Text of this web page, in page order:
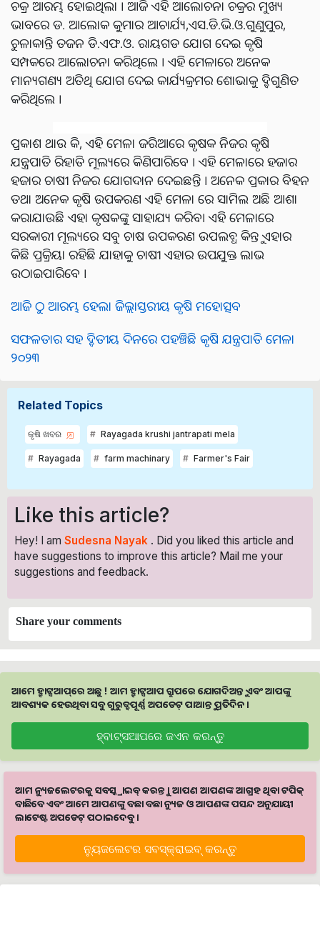
ଚକ୍ର ଆରମ୍ଭ ହୋଇଥିଲା । ଆଜି ଏହି ଆଲୋଚନା ଚକ୍ରର ମୁଖ୍ୟ
ଭାବରେ ଡ. ଆଲୋକ କୁମାର ଆଚାର୍ଯ୍ୟ,ଏସ.ଡି.ଭି.ଓ.ଗୁଣୁପୁର,
ଚୁଳାକାନ୍ତି ତଜନ ଡି.ଏଫ.ଓ. ରାୟଗଡ ଯୋଗ ଦେଇ କୃଷି
ସମ୍ପକରେ ଆଲୋଚନା କରିଥିଲେ । ଏହି ମେଳାରେ ଅନେକ
ମାନ୍ୟଗଣ୍ୟ ଅତିଥି ଯୋଗ ଦେଇ କାର୍ଯ୍ୟକ୍ରମର ଶୋଭାକୁ ଦ୍ବିଗୁଣିତ
କରିଥିଲେ ।
ପ୍ରକାଶ ଥାଉ କି, ଏହି ମେଳା ଜରିଆରେ କୃଷକ ନିଜର କୃଷି
ଯନ୍ତ୍ରପାତି ରିହାତି ମୂଲ୍ୟରେ କିଣିପାରିବେ । ଏହି ମେଳାରେ ହଜାର
ହଜାର ଚାଷୀ ନିଜର ଯୋଗଦାନ ଦେଇଛନ୍ତି । ଅନେକ ପ୍ରକାର ବିହନ
ତଥା ଅନେକ କୃଷି ଉପକରଣ ଏହି ମେଳା ରେ ସାମିଲ ଅଛି ଆଶା
କରାଯାଉଛି ଏହା କୃଷକଙ୍କୁ ସାହାଯ୍ୟ କରିବ। ଏହି ମେଳାରେ
ସରକାରୀ ମୂଲ୍ୟରେ ସବୁ ଚାଷ ଉପକରଣ ଉପଲବ୍ଧ କିନ୍ତୁ ଏହାର
କିଛି ପ୍ରକ୍ରିୟା ରହିଛି ଯାହାକୁ ଚାଷୀ ଏହାର ଉପଯୁକ୍ତ ଲାଭ
ଉଠାଇପାରିବେ ।
ଆଜି ଠୁ ଆରମ୍ଭ ହେଲା ଜିଲ୍ଲାସ୍ତରୀୟ କୃଷି ମହୋତ୍ସବ
ସଫଳତାର ସହ ଦ୍ବିତୀୟ ଦିନରେ ପହଞ୍ଚିଛି କୃଷି ଯନ୍ତ୍ରପାତି ମେଳା
୨୦୨୩
Related Topics
କୃଷି ଖବର Rayagada krushi jantrapati mela
Rayagada farm machinary Farmer's Fair
Like this article?
Hey! I am Sudesna Nayak . Did you liked this article and
have suggestions to improve this article? Mail me your
suggestions and feedback.
Share your comments
ଆମେ ହ୍ବାଟ୍ସଆପ୍‌ରେ ଅଛୁ ! ଆମ ହ୍ବାଟ୍ସଆପ ଗ୍ରୁପରେ ଯୋଗଦିଅନ୍ତୁ ଏବଂ ଆପଙ୍କୁ
ଆବଶ୍ୟକ ହେଉଥିବା ସବୁ ଗୁରୁତ୍ବପୂର୍ଣ୍ଣ ଅପଡେଟ୍‌ ପାଆନ୍ତୁ ପ୍ରତିଦିନ ।
ହ୍ବାଟ୍ସଆପରେ ଜଏନ କରନ୍ତୁ
ଆମ ନ୍ୟୁଜଲେଟରକୁ ସବସ୍କ୍ରାଇବ୍ କରନ୍ତୁ । ଆପଣ ଆପଣଙ୍କ ଆଗ୍ରହ ଥିବା ଟପିକ୍‌
ବାଛିବେ ଏବଂ ଆମେ ଆପଣଙ୍କୁ ବଛା ବଛା ନ୍ୟୁଜ ଓ ଆପଣଙ୍କ ପସନ୍ଦ ଅନୁଯାୟୀ
ଲାଟେଷ୍ଟ ଅପଡେଟ୍‌ ପଠାଇଦେବୁ ।
ନ୍ୟୁଜଲେଟର ସବସ୍କ୍ରାଇବ୍‌ କରନ୍ତୁ